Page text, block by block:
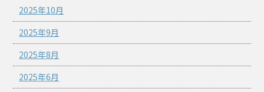
2025年10月
2025年9月
2025年8月
2025年6月